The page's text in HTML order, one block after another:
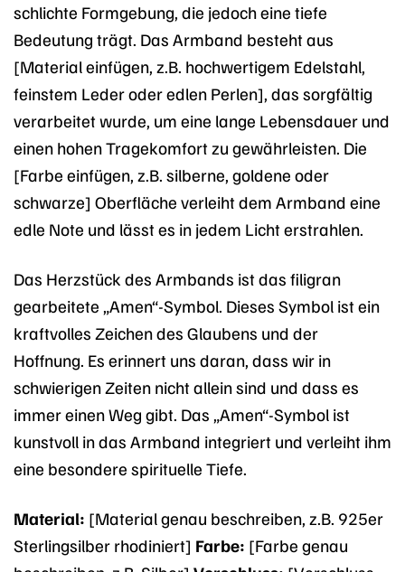
schlichte Formgebung, die jedoch eine tiefe
Bedeutung trägt. Das Armband besteht aus
[Material einfügen, z.B. hochwertigem Edelstahl,
feinstem Leder oder edlen Perlen], das sorgfältig
verarbeitet wurde, um eine lange Lebensdauer und
einen hohen Tragekomfort zu gewährleisten. Die
[Farbe einfügen, z.B. silberne, goldene oder
schwarze] Oberfläche verleiht dem Armband eine
edle Note und lässt es in jedem Licht erstrahlen.
Das Herzstück des Armbands ist das filigran
gearbeitete „Amen“-Symbol. Dieses Symbol ist ein
kraftvolles Zeichen des Glaubens und der
Hoffnung. Es erinnert uns daran, dass wir in
schwierigen Zeiten nicht allein sind und dass es
immer einen Weg gibt. Das „Amen“-Symbol ist
kunstvoll in das Armband integriert und verleiht ihm
eine besondere spirituelle Tiefe.
Material: [Material genau beschreiben, z.B. 925er
Sterlingsilber rhodiniert] Farbe: [Farbe genau